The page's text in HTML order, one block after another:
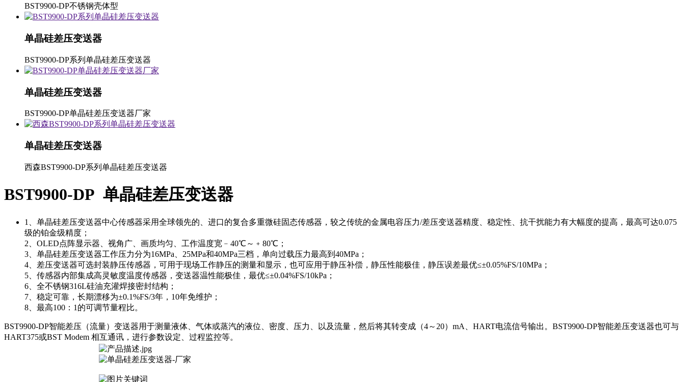
BST9900-DP不锈钢壳体型
单晶硅差压变送器
BST9900-DP系列单晶硅差压变送器
单晶硅差压变送器
BST9900-DP单晶硅差压变送器厂家
单晶硅差压变送器
西森BST9900-DP系列单晶硅差压变送器
BST9900-DP 单晶硅差压变送器
1、单晶硅差压变送器中心传感器采用全球领先的、进口的复合多重微硅固态传感器，较之传统的金属电容压力/差压变送器精度、稳定性、抗干扰能力有大幅度的提高，最高可达0.075
级的铂金级精度；
2、OLED点阵显示器、视角广、画质均匀、工作温度宽﹣40℃～﹢80℃；
3、单晶硅差压变送器工作压力分为16MPa、25MPa和40MPa三档，单向过载压力最高到40MPa；
4、差压变送器可选封装静压传感器，可用于现场工作静压的测量和显示，也可应用于静压补偿，静压性能极佳，静压误差最优≤±0.05%FS/10MPa；
5、传感器内部集成高灵敏度温度传感器，变送器温性能极佳，最优≤±0.04%FS/10kPa；
6、全不锈钢316L硅油充灌焊接密封结构；
7、稳定可靠，长期漂移为±0.1%FS/3年，10年免维护；
8、最高100：1的可调节量程比。
BST9900-DP智能差压（流量）变送器用于测量液体、气体或蒸汽的液位、密度、压力、以及流量，然后将其转变成（4～20）mA、HART电流信号输出。BST9900-DP智能差压变送器也可与
HART375或BST Modem 相互通讯，进行参数设定、过程监控等。